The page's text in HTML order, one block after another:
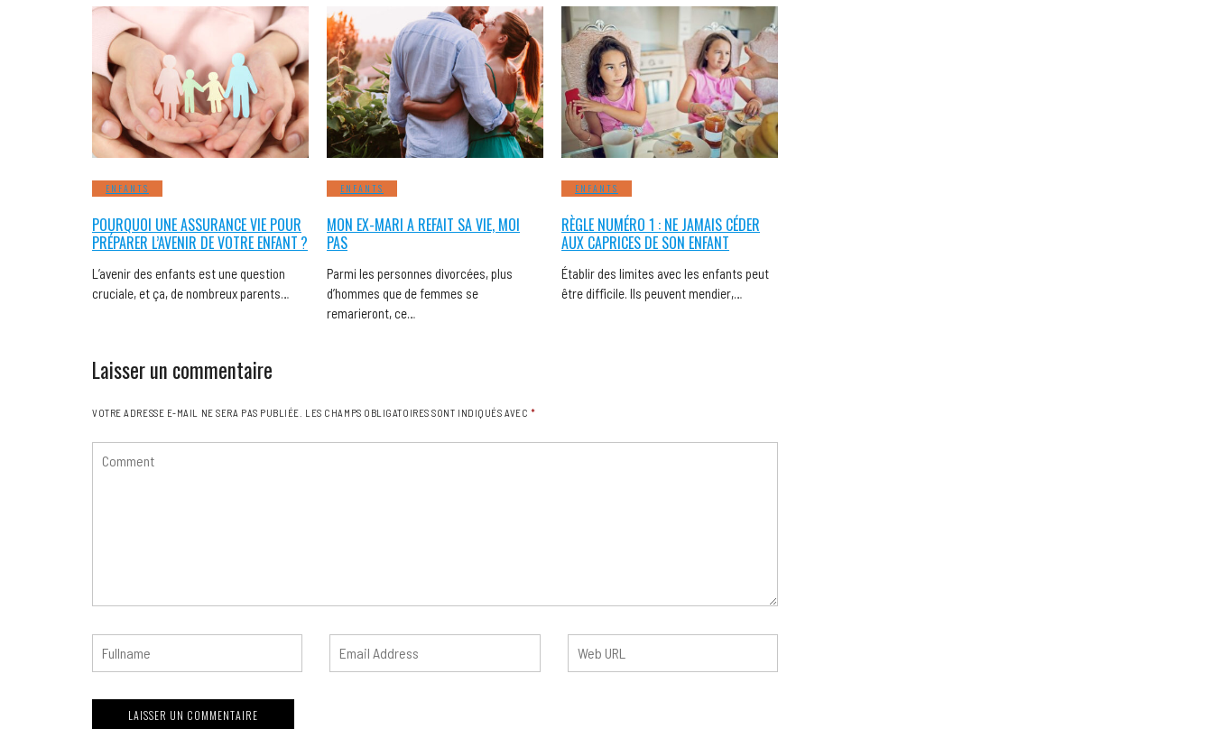
ENFANTS
POURQUOI UNE ASSURANCE VIE POUR
PRÉPARER L’AVENIR DE VOTRE ENFANT ?
L’avenir des enfants est une question
cruciale, et ça, de nombreux parents…
ENFANTS
MON EX-MARI A REFAIT SA VIE, MOI
PAS
Parmi les personnes divorcées, plus
d’hommes que de femmes se
remarieront, ce…
ENFANTS
RÈGLE NUMÉRO 1 : NE JAMAIS CÉDER
AUX CAPRICES DE SON ENFANT
Établir des limites avec les enfants peut
être difficile. Ils peuvent mendier,…
Laisser un commentaire
VOTRE ADRESSE E-MAIL NE SERA PAS PUBLIÉE. LES CHAMPS OBLIGATOIRES SONT INDIQUÉS AVEC *